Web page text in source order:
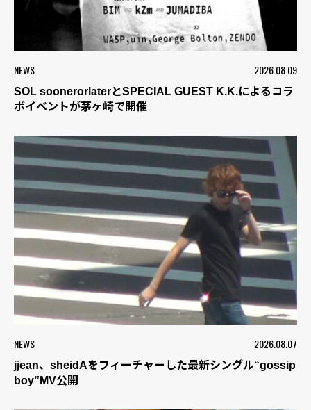
NEWS 2026.08.09
SOL soonerorlaterとSPECIAL GUEST K.K.によるコラ
ボイベントが茅ヶ崎で開催
NEWS 2026.08.07
jjean、sheidAをフィーチャーした最新シングル“gossip
boy”MV公開